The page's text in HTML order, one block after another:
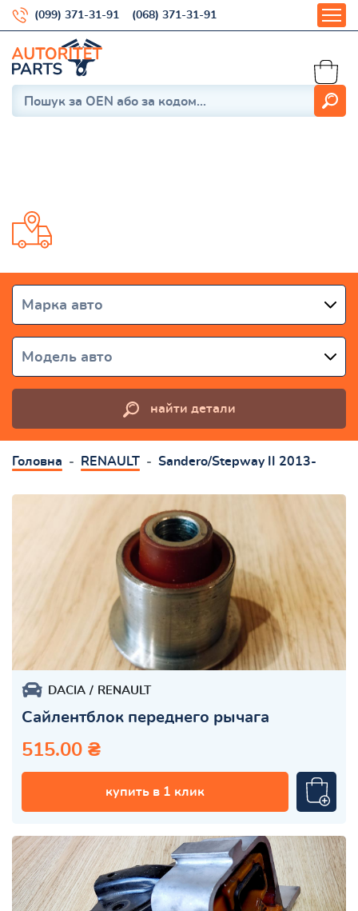
(099) 371-31-91 (068) 371-31-91
Марка авто
Модель авто
найти детали
Головна RENAULT Sandero/Stepway II 2013-
DACIA RENAULT
Сайлентблок переднего рычага
515.00 ₴
купить в 1 клик